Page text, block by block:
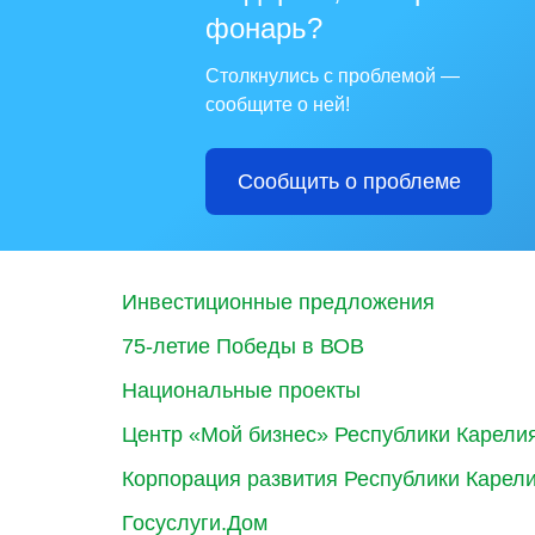
фонарь?
Столкнулись с проблемой —
сообщите о ней!
Сообщить о проблеме
Инвестиционные предложения
75-летие Победы в ВОВ
Национальные проекты
Центр «Мой бизнес» Республики
Корпорация развития Республики
Госуслуги.Дом